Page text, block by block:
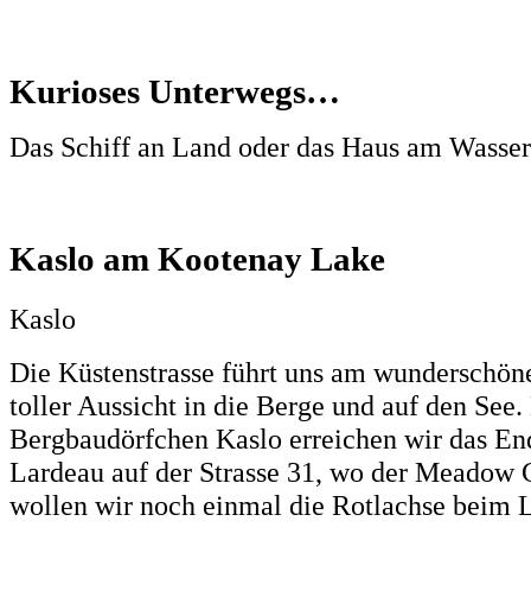
Kurioses Unterwegs…
Das Schiff an Land oder das Haus am
Kaslo am Kootenay Lake
Kaslo
Die Küstenstrasse führt uns am
toller Aussicht in die Berge und auf den
Bergbaudörfchen Kaslo erreichen wir das
Lardeau auf der Strasse 31, wo der Meadow
wollen wir noch einmal die Rotlachse beim